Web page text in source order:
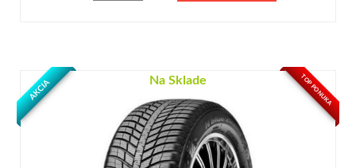
Na Sklade
AKCIA TOP PONUKA